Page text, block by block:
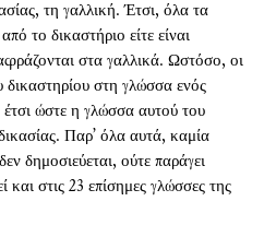
τη γαλλική. Έτσι, όλα τα
το δικαστήριο είτε είναι
στα γαλλικά. Ωστόσο, οι
δικαστηρίου στη γλώσσα ενός
ώστε η γλώσσα αυτού του
Παρ’ όλα αυτά, καμία
δημοσιεύεται, ούτε παράγει
στις 23 επίσημες γλώσσες της